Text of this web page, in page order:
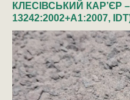
КЛЕСІВСЬКИЙ КАР’ЄР –
13242:2002+A1:2007,